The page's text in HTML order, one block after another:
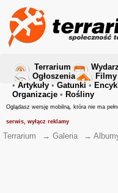
Terrarium
Ogłoszenia
Filmy
• Artykuły • Gatunki •
Organizacje • Rośliny
Oglądasz wersję mobilną, która nie ma
serwis, wyłącz reklamy
Terrarium → Galeria →